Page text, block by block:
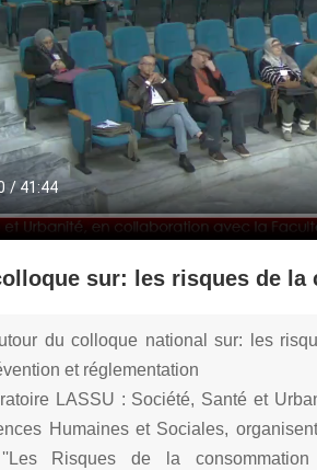
sur: les risques de
du colloque national sur: les
et réglementation
LASSU : Société, Santé et
Humaines et Sociales,
Risques de la